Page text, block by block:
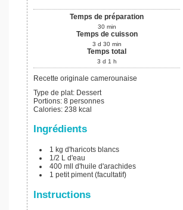
Temps de préparation
30 min
Temps de cuisson
3 d 30 min
Temps total
3 d 1 h
Recette originale camerounaise
Type de plat: Dessert
Portions: 8 personnes
Calories: 238 kcal
Ingrédients
1 kg d'haricots blancs
1/2 L d'eau
400 mll
d'huile d'arachides
1 petit piment (facultatif)
Instructions